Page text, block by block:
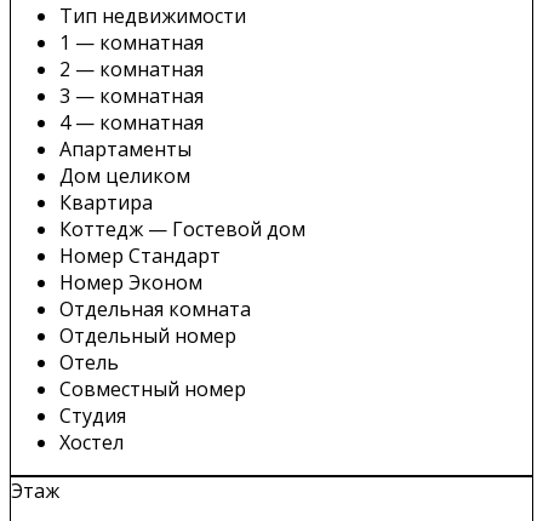
Тип недвижимости
1 — комнатная
2 — комнатная
3 — комнатная
4 — комнатная
Апартаменты
Дом целиком
Квартира
Коттедж — Гостевой дом
Номер Стандарт
Номер Эконом
Отдельная комната
Отдельный номер
Отель
Совместный номер
Студия
Хостел
Этаж